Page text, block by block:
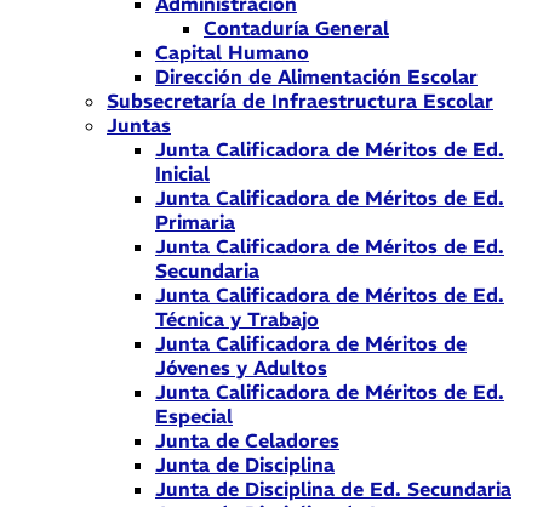
Contaduría General
Capital Humano
Dirección de Alimentación Escolar
Subsecretaría de Infraestructura Escolar
Juntas
Junta Calificadora de Méritos de Ed.
Inicial
Junta Calificadora de Méritos de Ed.
Primaria
Junta Calificadora de Méritos de Ed.
Secundaria
Junta Calificadora de Méritos de Ed.
Técnica y Trabajo
Junta Calificadora de Méritos de
Jóvenes y Adultos
Junta Calificadora de Méritos de Ed.
Especial
Junta de Celadores
Junta de Disciplina
Junta de Disciplina de Ed. Secundaria